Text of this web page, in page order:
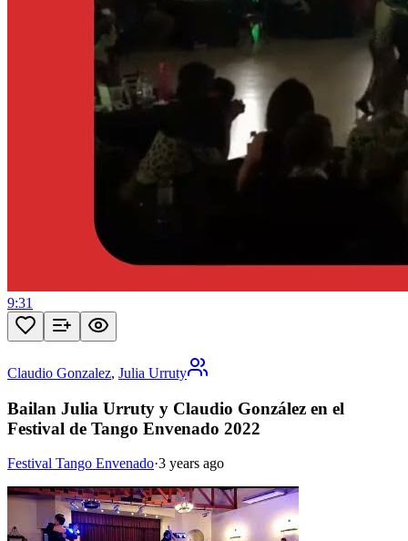
9:31
Claudio Gonzalez, Julia Urruty
Bailan Julia Urruty y Claudio González en el
Festival de Tango Envenado 2022
Festival Tango Envenado·3 years ago